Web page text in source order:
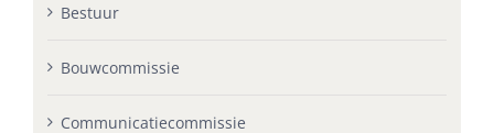
Bestuur
Bouwcommissie
Communicatiecommissie